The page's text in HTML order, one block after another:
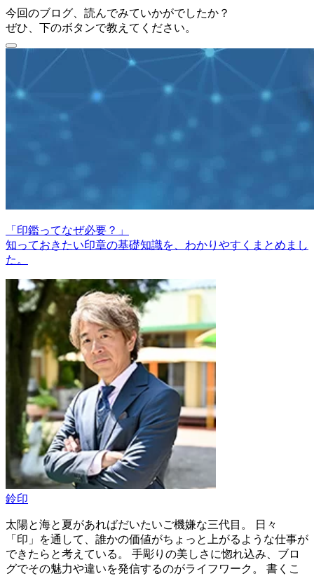
今回のブログ、読んでみていかがでしたか？
ぜひ、下のボタンで教えてください。
「印鑑ってなぜ必要？」
知っておきたい印章の基礎知識を、わかりやすくまとめまし
た。
鈴印
太陽と海と夏があればだいたいご機嫌な三代目。 日々
「印」を通して、誰かの価値がちょっと上がるような仕事が
できたらと考えている。 手彫りの美しさに惚れ込み、ブロ
グでその魅力や違いを発信するのがライフワーク。 書くこ